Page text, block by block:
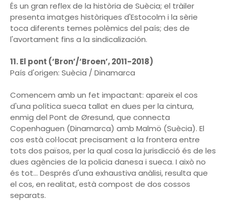
És un gran reflex de la història de Suècia; el tràiler
presenta imatges històriques d'Estocolm i la sèrie
toca diferents temes polèmics del país; des de
l'avortament fins a la sindicalización.
11. El pont (‘Bron’/‘Broen’, 2011-2018)
País d'origen: Suècia / Dinamarca
Comencem amb un fet impactant: apareix el cos
d'una política sueca tallat en dues per la cintura,
enmig del Pont de Øresund, que connecta
Copenhaguen (Dinamarca) amb Malmö (Suècia). El
cos està col·locat precisament a la frontera entre
tots dos països, per la qual cosa la jurisdicció és de les
dues agències de la policia danesa i sueca. I això no
és tot… Després d'una exhaustiva anàlisi, resulta que
el cos, en realitat, està compost de dos cossos
separats.